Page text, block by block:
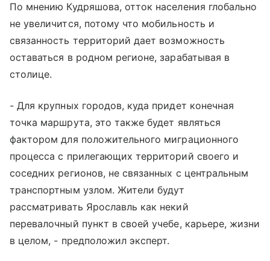
По мнению Кудряшова, отток населения глобально
не увеличится, потому что мобильность и
связанность территорий дает возможность
оставаться в родном регионе, зарабатывая в
столице.
- Для крупных городов, куда придет конечная
точка маршрута, это также будет являться
фактором для положительного миграционного
процесса с прилегающих территорий своего и
соседних регионов, не связанных с центральным
транспортным узлом. Жители будут
рассматривать Ярославль как некий
перевалочный пункт в своей учебе, карьере, жизни
в целом, - предположил эксперт.